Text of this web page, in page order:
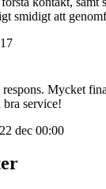
smidigt att
Mycket
bra service!
22 dec 00:00